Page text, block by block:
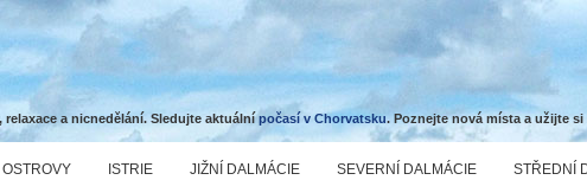
relaxace a nicnedělání. Sledujte aktuálnípočasí v Chorvatsku. Poznejte nová místa a užijte
ISTRIE JIŽNÍ DALMÁCIE SEVERNÍ DALMÁCIE STŘEDNÍ